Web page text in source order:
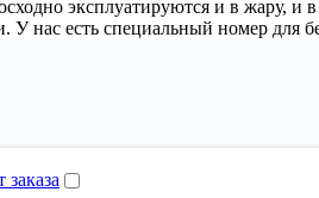
эксплуатируются и в жару, и
У нас есть специальный номер для